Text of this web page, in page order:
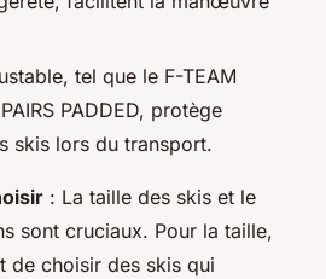
tel que le F-TEAM
PADDED, protège
skis lors du transport.
: La taille des skis et le
sont cruciaux. Pour la taille,
de choisir des skis qui